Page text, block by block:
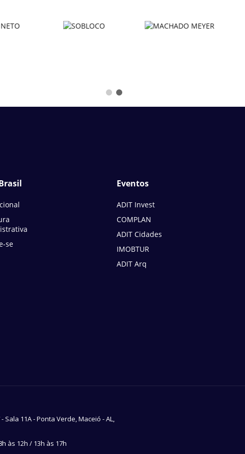
se
Eventos
ADIT Invest
COMPLAN
ADIT Cidades
IMOBTUR
ADIT Arq
Sala 11A - Ponta Verde, Maceió - AL,
às 12h / 13h às 17h